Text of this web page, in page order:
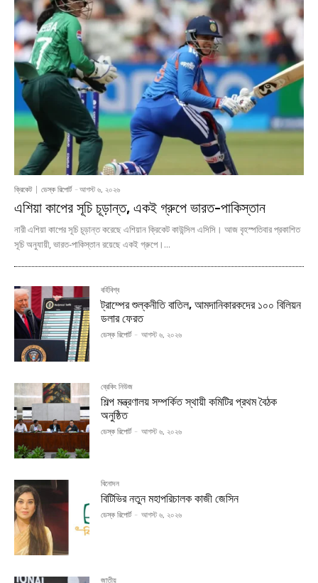
ক্রিকেট ডেস্ক রিপোর্ট - আগস্ট ৬, ২০২৬
এশিয়া কাপের সূচি চূড়ান্ত, একই গ্রুপে ভারত-পাকিস্তান
নারী এশিয়া কাপের সূচি চূড়ান্ত করেছে এশিয়ান ক্রিকেট কাউন্সিল এসিসি। আজ বৃহস্পতিবার প্রকাশিত
সূচি অনুযায়ী, ভারত-পাকিস্তান রয়েছে একই গ্রুপে।...
বর্হিবিশ্ব
ট্রাম্পের শুল্কনীতি বাতিল, আমদানিকারকদের ১০০ বিলিয়ন
ডলার ফেরত
ডেস্ক রিপোর্ট - আগস্ট ৬, ২০২৬
ব্রেকিং নিউজ
শিল্প মন্ত্রণালয় সম্পর্কিত স্থায়ী কমিটির প্রথম বৈঠক
অনুষ্ঠিত
ডেস্ক রিপোর্ট - আগস্ট ৬, ২০২৬
বিনোদন
বিটিভির নতুন মহাপরিচালক কাজী জেসিন
ডেস্ক রিপোর্ট - আগস্ট ৬, ২০২৬
জাতীয়